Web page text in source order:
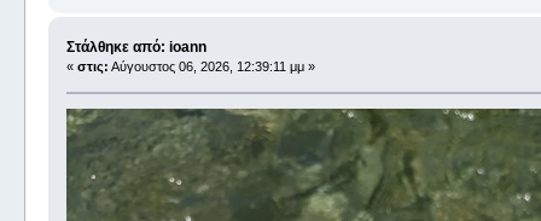
Στάλθηκε από: ioann
« στις: Αύγουστος 06, 2026, 12:39:11 μμ »